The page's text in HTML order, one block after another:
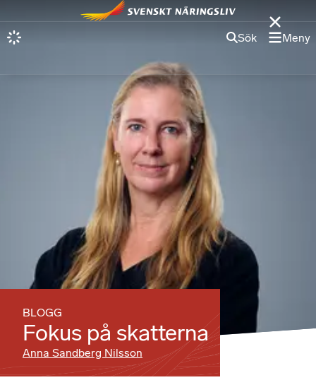
Sök Meny
BLOGG
Fokus på skatterna
Anna Sandberg Nilsson